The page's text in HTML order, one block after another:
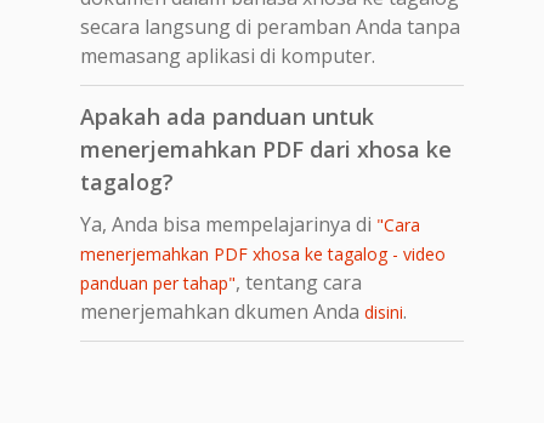
secara langsung di peramban Anda tanpa
memasang aplikasi di komputer.
Apakah ada panduan untuk
menerjemahkan PDF dari xhosa ke
tagalog?
Ya, Anda bisa mempelajarinya di "Cara
menerjemahkan PDF xhosa ke tagalog - video
panduan per tahap", tentang cara
menerjemahkan dkumen Anda disini.